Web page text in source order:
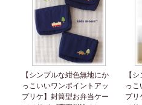
【シンプルな紺色無地にか
っこいいワンポイントアッ
プリケ】封筒型お弁当ケー
【
っこ
プリ